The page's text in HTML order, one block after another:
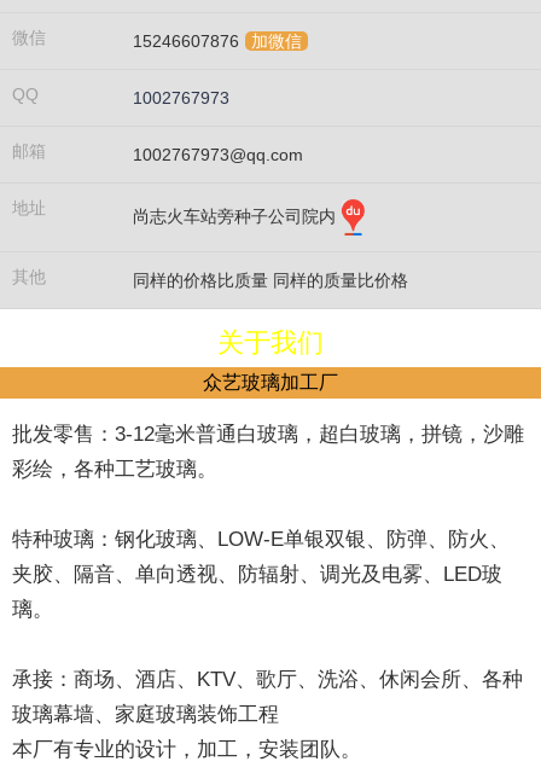
微信 15246607876 加微信
QQ 1002767973
邮箱 1002767973@qq.com
地址 尚志火车站旁种子公司院内
其他 同样的价格比质量 同样的质量比价格
关于我们
众艺玻璃加工厂
批发零售：3-12毫米普通白玻璃，超白玻璃，拼镜，沙雕
彩绘，各种工艺玻璃。
特种玻璃：钢化玻璃、LOW-E单银双银、防弹、防火、
夹胶、隔音、单向透视、防辐射、调光及电雾、LED玻
璃。
承接：商场、酒店、KTV、歌厅、洗浴、休闲会所、各种
玻璃幕墙、家庭玻璃装饰工程
本厂有专业的设计，加工，安装团队。